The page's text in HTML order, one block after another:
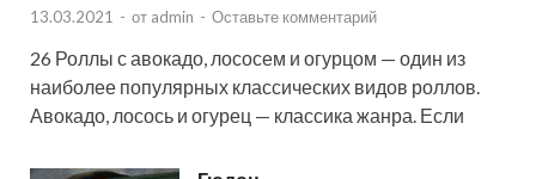
13.03.2021 - от admin - Оставьте комментарий
26 Роллы с авокадо, лососем и огурцом — один из
наиболее популярных классических видов роллов.
Авокадо, лосось и огурец — классика жанра. Если